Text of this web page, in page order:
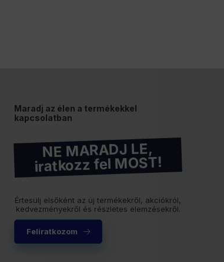
Maradj az élen a termékekkel
kapcsolatban
NE MARADJ LE,
iratkozz fel MOST!
Értesülj elsőként az új termékekről, akciókról,
kedvezményekről és részletes elemzésekről.
Feliratkozom